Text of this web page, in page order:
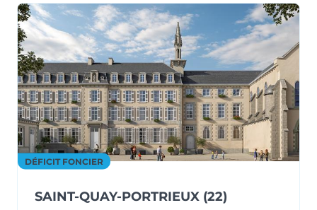
DÉFICIT FONCIER
SAINT-QUAY-PORTRIEUX (22)